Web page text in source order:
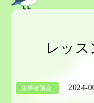
レッ
指導者講座 2024-